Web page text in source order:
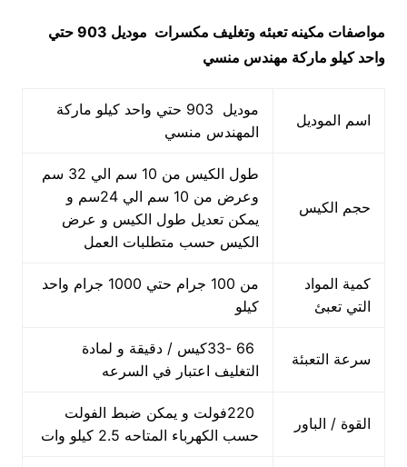
مواصفات مكينه تعبئه وتغليف مكسرات
موديل 903 حتي
واحد كيلو ماركة مهندس منسي
اسم الموديل
موديل 903 حتي واحد كيلو ماركة
المهندس منسي
حجم الكيس
طول الكيس من 10 سم الي 32 سم
وعرض من 10 سم الي 24سم و
يمكن تعديل طول الكيس و عرض
الكيس حسب متطلبات العمل
كمية المواد
التي تعبئ
من 100 جرام حتي 1000 جرام واحد
كيلو
سرعة التعبئة
66 -33كيس / دقيقة و لمادة
التغليف اعتبار في السرعه
القوة / الباور
220فولت و يمكن ضبط الفولت
حسب الكهرباء المتاحه 2.5 كيلو وات